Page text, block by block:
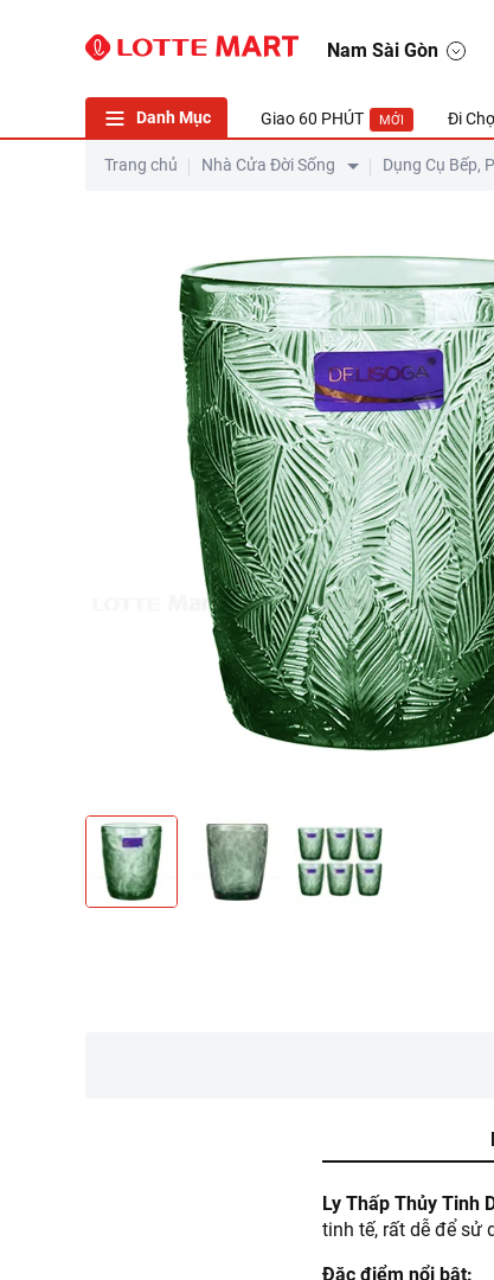
Nam Sài Gòn
Danh Mục Giao 60 PHÚT MỚI Đi
Trang chủ Nhà Cửa Đời Sống Dụng Cụ Bếp,
Ly Thấp Thủy Tinh
tinh tế, rất dễ để sử
Đặc điểm nổi bật: